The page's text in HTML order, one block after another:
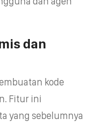
dan
kode
Fitur ini
yang sebelumnya